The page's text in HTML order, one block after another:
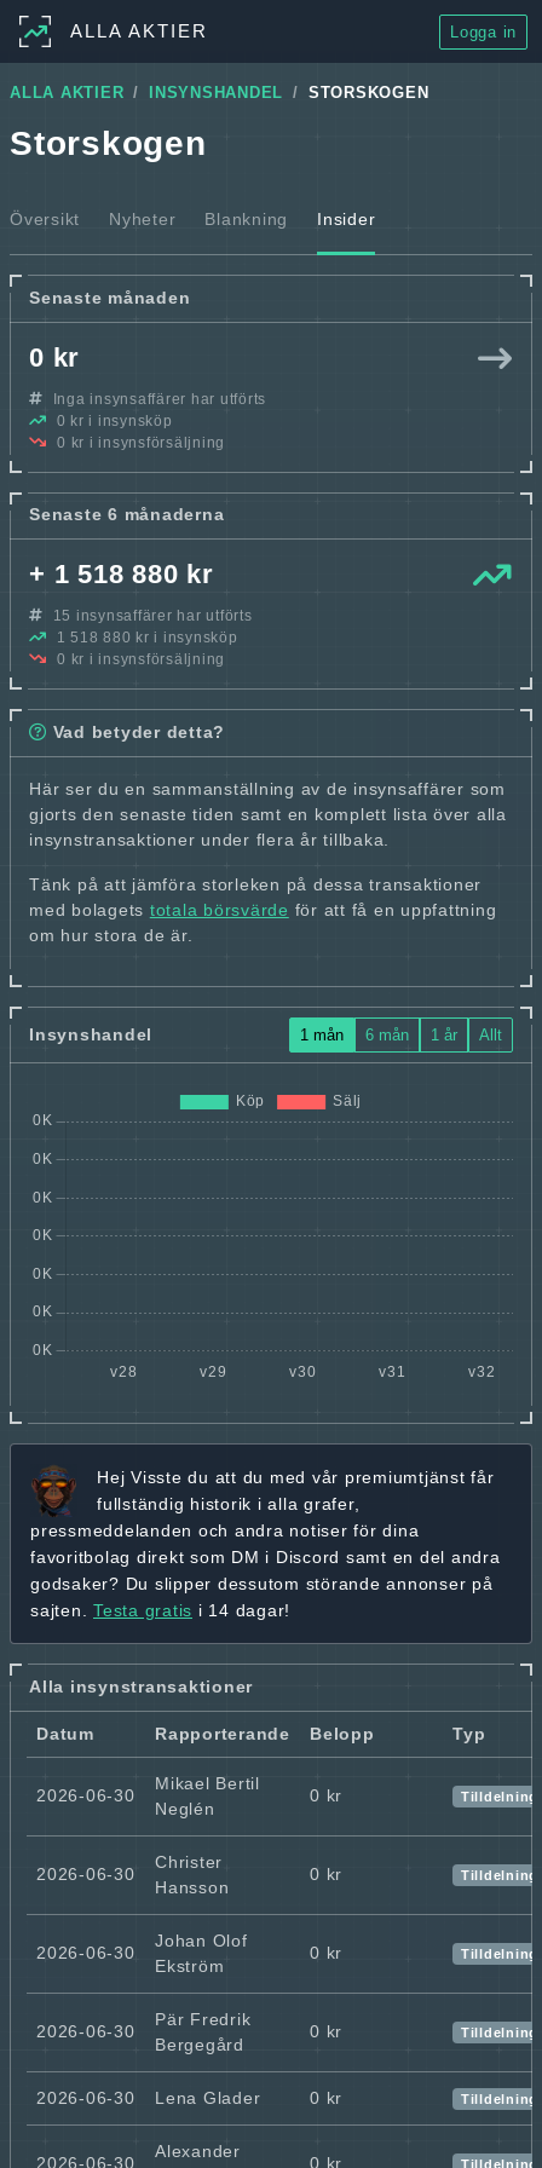
ALLA AKTIER Logga in
ALLA AKTIER INSYNSHANDEL STORSKOGEN
Storskogen
Översikt Nyheter Blankning Insider
Senaste månaden
0 kr
Inga insynsaffärer har utförts
0 kr i insynsköp
0 kr i insynsförsäljning
Senaste 6 månaderna
+ 1 518 880 kr
15 insynsaffärer har utförts
1 518 880 kr i insynsköp
0 kr i insynsförsäljning
Vad betyder detta?
Här ser du en sammanställning av de insynsaffärer som
gjorts den senaste tiden samt en komplett lista över alla
insynstransaktioner under flera år tillbaka.
Tänk på att jämföra storleken på dessa transaktioner
med bolagets totala börsvärde för att få en uppfattning
om hur stora de är.
Insynshandel 1 mån 6 mån 1 år Allt
Hej Visste du att du med vår premiumtjänst får
fullständig historik i alla grafer,
pressmeddelanden och andra notiser för dina
favoritbolag direkt som DM i Discord samt en del andra
godsaker? Du slipper dessutom störande annonser på
sajten. Testa gratis i 14 dagar!
Alla insynstransaktioner
Datum Rapporterande Belopp Typ
2026-06-30
Mikael Bertil
Neglén
0 kr Tilldelning
2026-06-30
Christer
Hansson
0 kr Tilldelning
2026-06-30
Johan Olof
Ekström
0 kr Tilldelning
2026-06-30
Pär Fredrik
Bergegård
0 kr Tilldelning
2026-06-30 Lena Glader 0 kr Tilldelning
2026-06-30
Alexander
0 kr Tilldelning